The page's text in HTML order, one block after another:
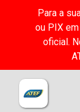
Para a
ou PIX
oficial.